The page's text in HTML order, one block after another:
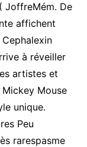
JoffreMém. De
affichent
à réveiller
artistes et
Mouse
unique.
Peu
rarespasme